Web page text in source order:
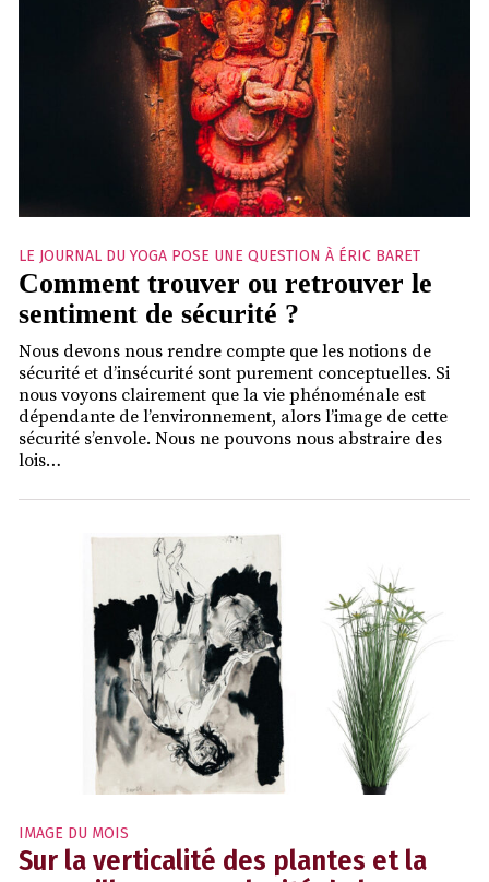
LE JOURNAL DU YOGA POSE UNE QUESTION À ÉRIC BARET
Comment trouver ou retrouver le
sentiment de sécurité ?
Nous devons nous rendre compte que les notions de
sécurité et d’insécurité sont purement conceptuelles. Si
nous voyons clairement que la vie phénoménale est
dépendante de l’environnement, alors l’image de cette
sécurité s’envole. Nous ne pouvons nous abstraire des
lois…
IMAGE DU MOIS
Sur la verticalité des plantes et la